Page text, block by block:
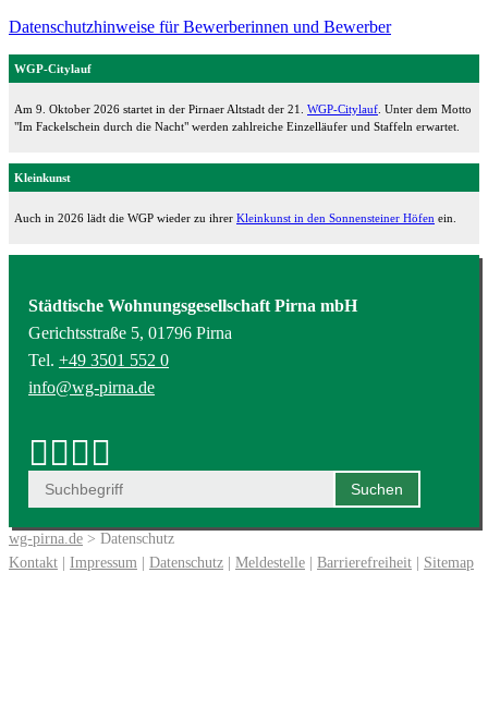
Datenschutzhinweise für Bewerberinnen und Bewerber
WGP-Citylauf
Am 9. Oktober 2026 startet in der Pirnaer Altstadt der 21. WGP-Citylauf . Unter dem Motto
"Im Fackelschein durch die Nacht" werden zahlreiche Einzelläufer und Staffeln erwartet.
Kleinkunst
Auch in 2026 lädt die WGP wieder zu ihrer Kleinkunst in den Sonnensteiner Höfen ein.
Städtische Wohnungsgesellschaft Pirna mbH
Gerichtsstraße 5, 01796 Pirna
Tel. +49 3501 552 0
info@wg-pirna.de
wg-pirna.de > Datenschutz
Kontakt
Impressum Datenschutz Meldestelle Barrierefreiheit Sitemap